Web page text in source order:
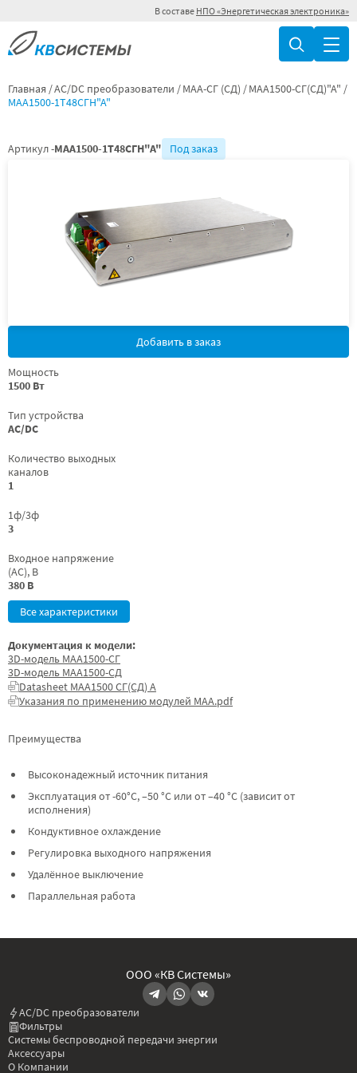
В составе НПО «Энергетическая электроника»
Главная AC/DC преобразователи МАА-СГ (СД)
МАА1500-СГ(СД)"А"
МАА1500-1Т48СГН"А"
Артикул -МАА1500-1Т48СГН"А" Под заказ
Добавить в заказ
Мощность
1500 Вт
Тип устройства
AC/DC
Количество выходных
каналов
1
1ф/3ф
3
Входное напряжение
(AC), В
380 В
Все характеристики
Преимущества
Высоконадежный источник питания
Эксплуатация от -60°C, –50 °C или от –40 °C (зависит от
исполнения)
Кондуктивное охлаждение
Регулировка выходного напряжения
Удалённое выключение
Параллельная работа
Документация к модели:
3D-модель МАА1500-СГ
3D-модель МАА1500-СД
Datasheet МАА1500 СГ(СД) А
Указания по применению модулей МАА.pdf
ООО «КВ Системы»
AC/DC преобразователи
Фильтры
Системы беспроводной передачи энергии
Аксессуары
О Компании